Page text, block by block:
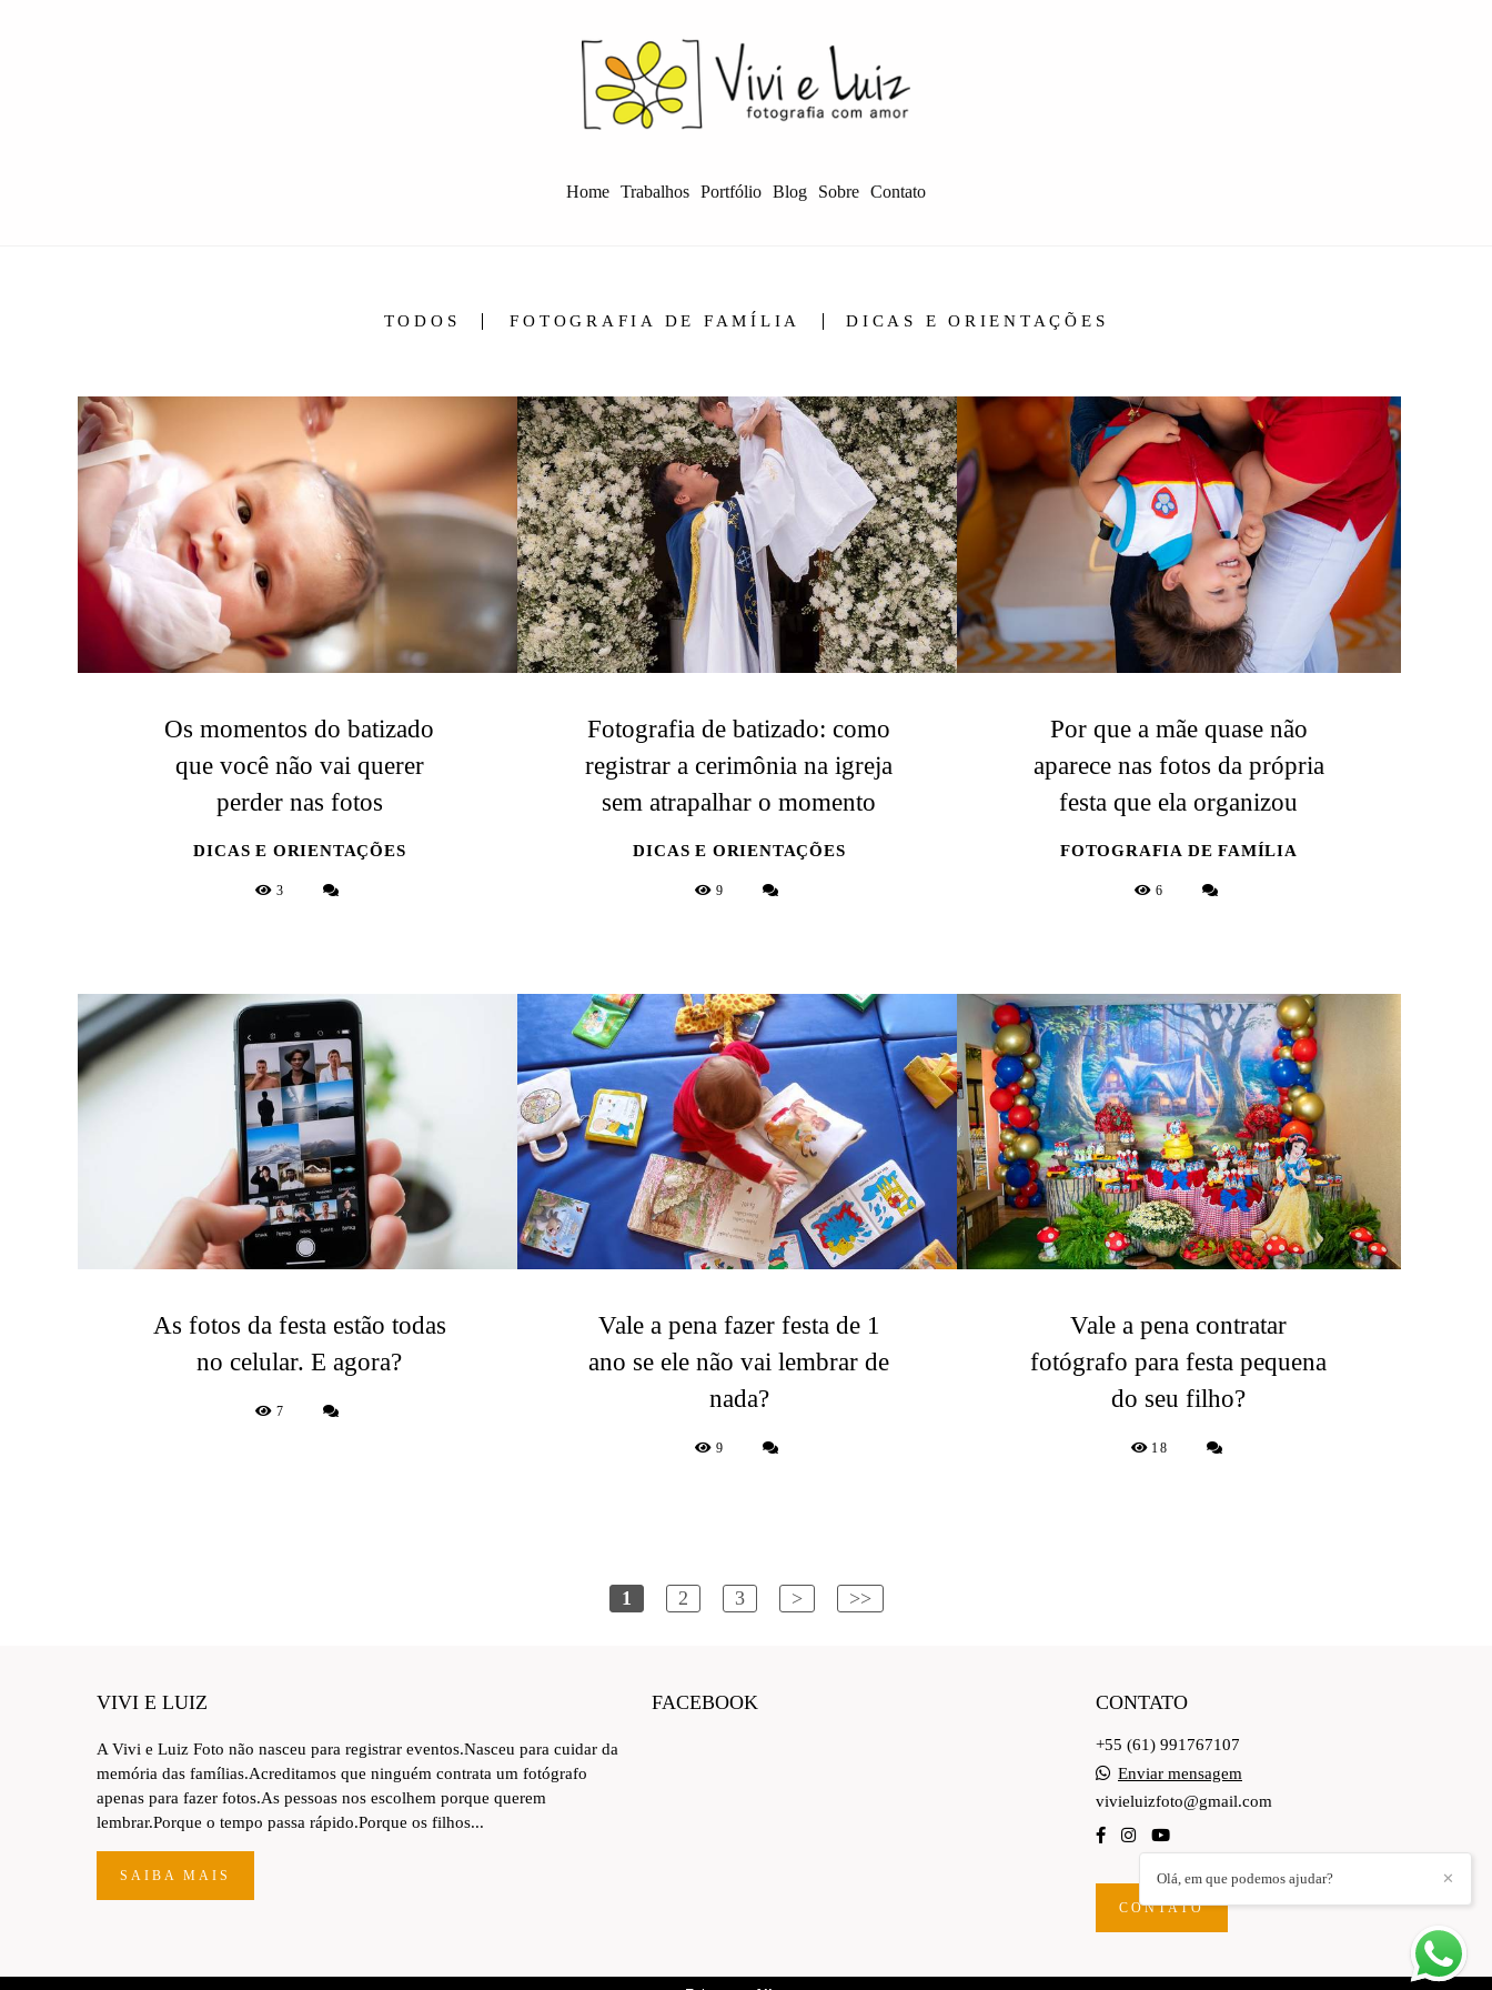
Home Trabalhos Portfólio Blog Sobre Contato
TODOS FOTOGRAFIA DE FAMÍLIA DICAS E ORIENTAÇÕES
Os momentos do batizado
que você não vai querer
perder nas fotos
DICAS E ORIENTAÇÕES
3
Fotografia de batizado: como
registrar a cerimônia na igreja
sem atrapalhar o momento
DICAS E ORIENTAÇÕES
9
Por que a mãe quase não
aparece nas fotos da própria
festa que ela organizou
FOTOGRAFIA DE FAMÍLIA
6
As fotos da festa estão todas
no celular. E agora?
7
Vale a pena fazer festa de 1
ano se ele não vai lembrar de
nada?
9
Vale a pena contratar
fotógrafo para festa pequena
do seu filho?
18
1 2 3 > >>
VIVI E LUIZ
A Vivi e Luiz Foto não nasceu para registrar eventos.Nasceu para cuidar da
memória das famílias.Acreditamos que ninguém contrata um fotógrafo
apenas para fazer fotos.As pessoas nos escolhem porque querem
lembrar.Porque o tempo passa rápido.Porque os filhos...
SAIBA MAIS
FACEBOOK CONTATO
+55 (61) 991767107
Enviar mensagem
vivieluizfoto@gmail.com
CONTATO
✕
Olá, em que podemos ajudar?